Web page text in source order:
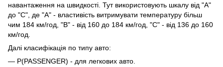
навантаження на швидкості. Тут використовують шкалу від "A"
до "С", де "А" - властивість витримувати температуру більш
чим 184 км/год, "B" - від 160 до 184 км/год, "C" - від 136 до 160
км/год.
Далі класифікація по типу авто:
— P(PASSENGER) - для легкових авто.